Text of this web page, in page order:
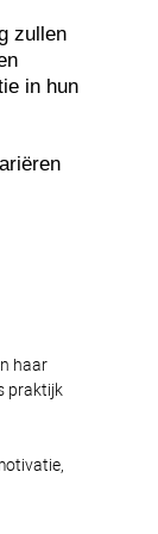
zullen
in hun
haar
praktijk